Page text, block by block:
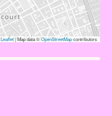
Leaflet|Map data ©OpenStreetMapcontributors